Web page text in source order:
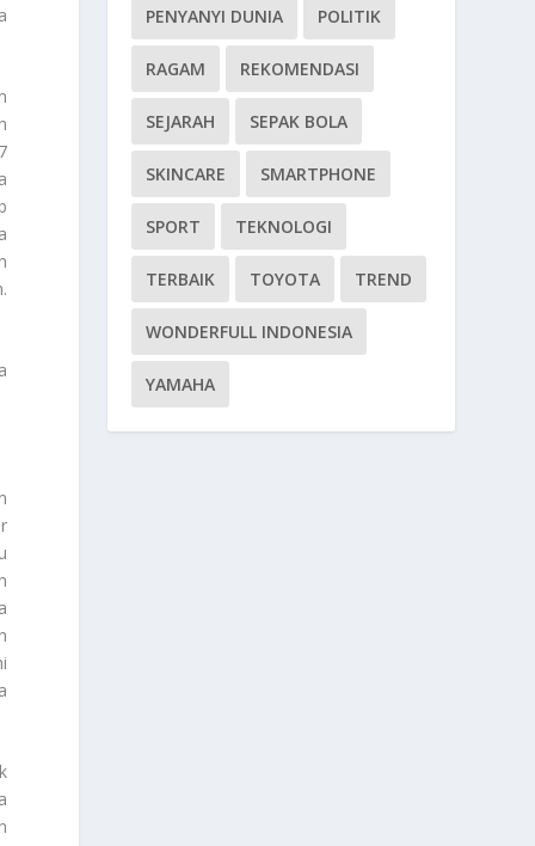
PENYANYI DUNIA POLITIK
RAGAM REKOMENDASI
SEJARAH SEPAK BOLA
SKINCARE SMARTPHONE
SPORT TEKNOLOGI
TERBAIK TOYOTA TREND
WONDERFULL INDONESIA
YAMAHA